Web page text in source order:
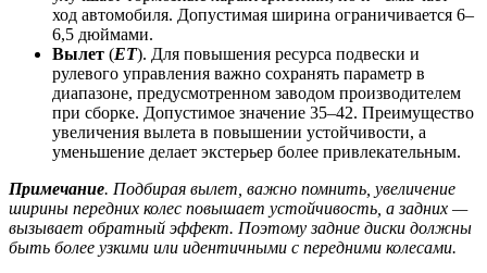
ход автомобиля. Допустимая ширина ограничивается 6–
6,5 дюймами.
Вылет (ET). Для повышения ресурса подвески и
рулевого управления важно сохранять параметр в
диапазоне, предусмотренном заводом производителем
при сборке. Допустимое значение 35–42. Преимущество
увеличения вылета в повышении устойчивости, а
уменьшение делает экстерьер более привлекательным.
Примечание. Подбирая вылет, важно помнить, увеличение
ширины передних колес повышает устойчивость, а задних —
вызывает обратный эффект. Поэтому задние диски должны
быть более узкими или идентичными с передними колесами.